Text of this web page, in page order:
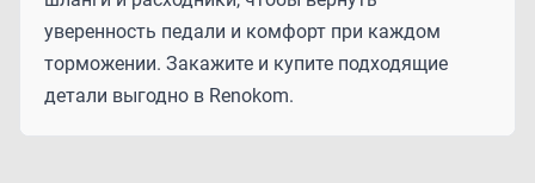
уверенность педали и комфорт при каждом
торможении. Закажите и купите подходящие
детали выгодно в Renokom.